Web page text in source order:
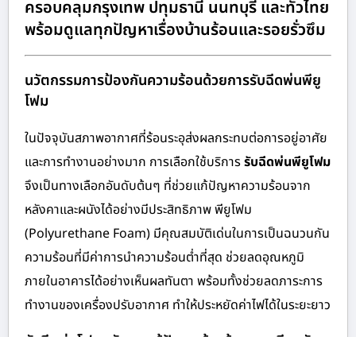
ครอบคลุมกรุงเทพ ปทุมธานี นนทบุรี และทั่วไทย
พร้อมดูแลทุกปัญหาเรื่องบ้านร้อนและรอยรั่วซึม
นวัตกรรมการป้องกันความร้อนด้วยการรับฉีดพ่นพียู
โฟม
ในปัจจุบันสภาพอากาศที่ร้อนระอุส่งผลกระทบต่อการอยู่อาศัย
และการทำงานอย่างมาก การเลือกใช้บริการรับฉีดพ่นพียูโฟม
จึงเป็นทางเลือกอันดับต้นๆ ที่ช่วยแก้ปัญหาความร้อนจาก
หลังคาและผนังได้อย่างมีประสิทธิภาพ พียูโฟม
(Polyurethane Foam) มีคุณสมบัติเด่นในการเป็นฉนวนกัน
ความร้อนที่มีค่าการนำความร้อนต่ำที่สุด ช่วยลดอุณหภูมิ
ภายในอาคารได้อย่างเห็นผลทันตา พร้อมทั้งช่วยลดภาระการ
ทำงานของเครื่องปรับอากาศ ทำให้ประหยัดค่าไฟได้ในระยะยาว